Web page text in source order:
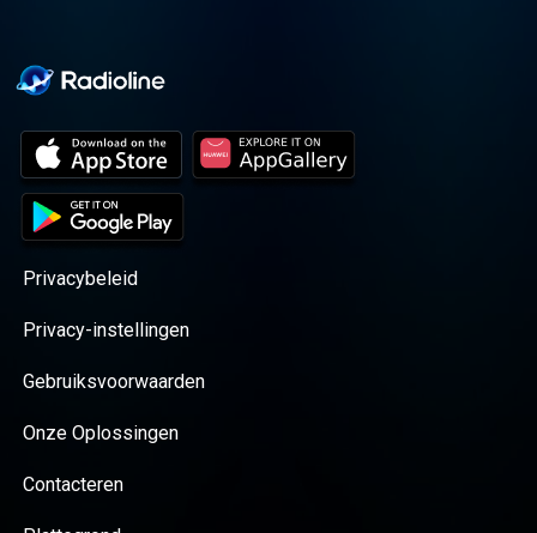
Privacybeleid
Privacy-instellingen
Gebruiksvoorwaarden
Onze Oplossingen
Contacteren